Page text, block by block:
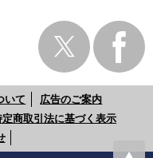
いて
広告のご案内
定商取引法に基づく表示